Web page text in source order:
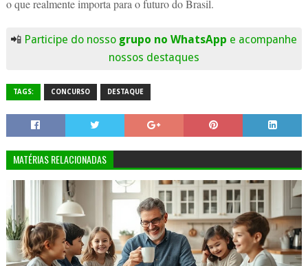
o que realmente importa para o futuro do Brasil.
📲 Participe do nosso grupo no WhatsApp e acompanhe
nossos destaques
TAGS: CONCURSO DESTAQUE
MATÉRIAS RELACIONADAS